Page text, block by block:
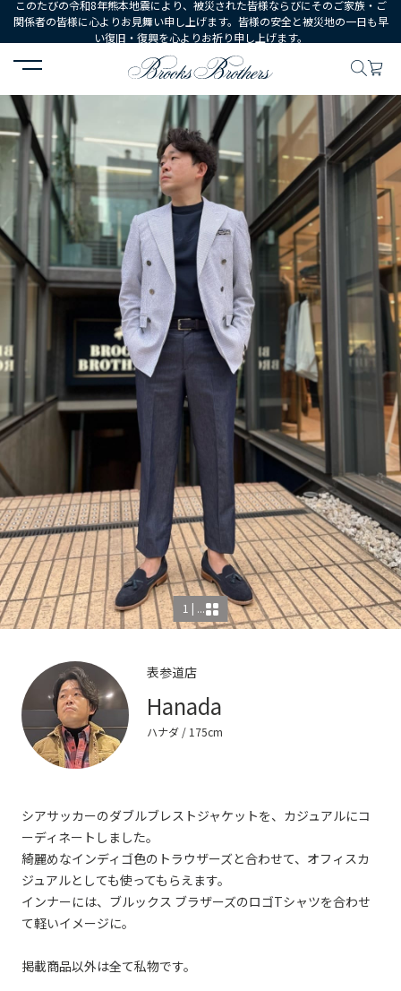
このたびの令和8年熊本地震により、被災された皆様ならびにそのご家族・ご
関係者の皆様に心よりお見舞い申し上げます。皆様の安全と被災地の一日も早
い復旧・復興を心よりお祈り申し上げます。
HOME コーディネート コーディネート詳細
1 | ...
表参道店
Hanada
ハナダ/ 175cm
シアサッカーのダブルブレストジャケットを、カジュアルにコ
ーディネートしました。
綺麗めなインディゴ色のトラウザーズと合わせて、オフィスカ
ジュアルとしても使ってもらえます。
インナーには、ブルックス ブラザーズのロゴTシャツを合わせ
て軽いイメージに。
掲載商品以外は全て私物です。